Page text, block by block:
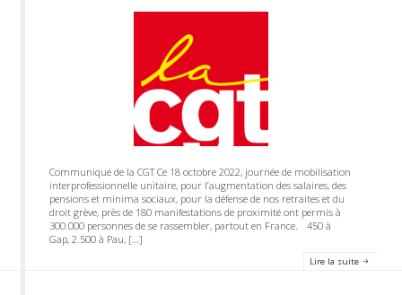
Communiqué de la CGT Ce 18 octobre 2022, journée de mobilisation
interprofessionnelle unitaire, pour l’augmentation des salaires, des
pensions et minima sociaux, pour la défense de nos retraites et du
droit grève, près de 180 manifestations de proximité ont permis à
300.000 personnes de se rassembler, partout en France. 450 à
Gap, 2.500 à Pau, […]
Lire la suite